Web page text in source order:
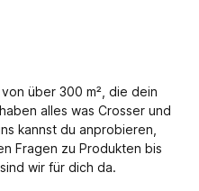
über 300 m², die dein
alles was Crosser und
kannst du anprobieren,
Fragen zu Produkten bis
wir für dich da.